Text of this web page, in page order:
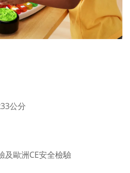
公分
歐洲CE安全檢驗